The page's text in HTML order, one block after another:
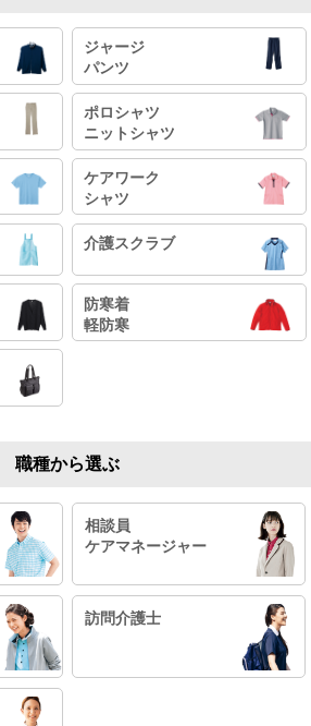
ジャージ
パンツ
ポロシャツ
ニットシャツ
ケアワーク
シャツ
介護スクラブ
防寒着
軽防寒
職種から選ぶ
相談員
ケアマネージャー
訪問介護士